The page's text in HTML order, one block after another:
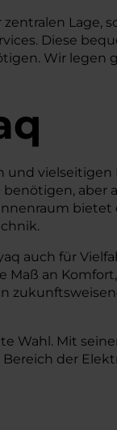
Lage,
Diese
Wir legen
vielseitigen
benötigen,
bietet
auch für
an
Wahl. Mit
der